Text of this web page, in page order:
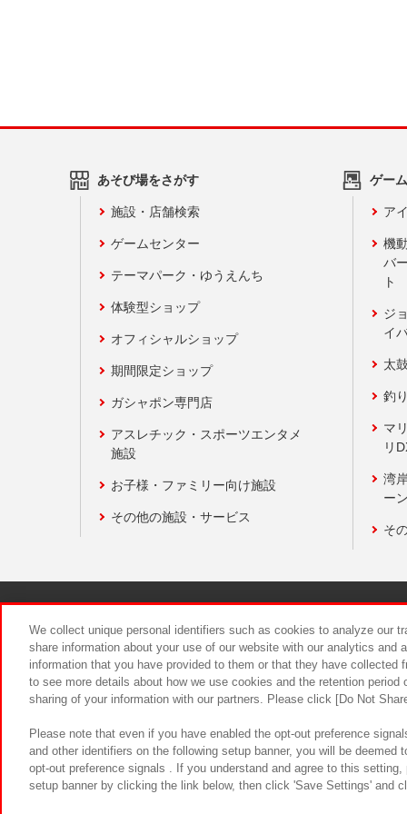
あそび場をさがす
施設・店舗検索
ゲームセンター
テーマパーク・ゆうえんち
体験型ショップ
オフィシャルショップ
期間限定ショップ
ガシャポン専門店
アスレチック・スポーツエンタメ
施設
お子様・ファミリー向け施設
その他の施設・サービス
ゲー
ア
機
バ
ト
ジ
イ
太
釣
マ
リ
湾
ー
そ
食品のご
We collect unique personal identifiers such as cookies to analyze our
share information about your use of our website with our analytics and
information that you have provided to them or that they have
to see more details about how we use cookies and the retention
sharing of your information with our partners. Please click [Do Not
Please note that even if you have enabled the opt-out preference
and other identifiers on the following setup banner, you will be
opt-out preference signals . If you understand and agree to this
setup banner by clicking the link below, then click 'Save Settings' and